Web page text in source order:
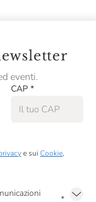
eventi.
CAP *
e sui Cookie,
*